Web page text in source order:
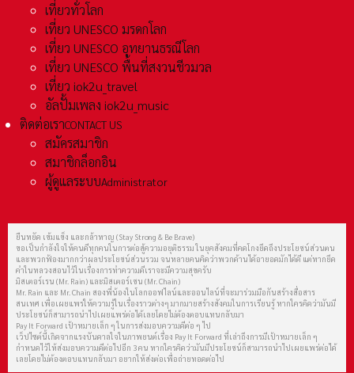
เที่ยวทั่วโลก
เที่ยว UNESCO มรดกโลก
เที่ยว UNESCO อุทยานธรณีโลก
เที่ยว UNESCO พื้นที่สงวนชีวมวล
เที่ยว iok2u_travel
อัลปั้มเพลง iok2u_music
ติดต่อเราCONTACT US
สมัครสมาชิก
สมาชิกล็อกอิน
ผู้ดูแลระบบAdministrator
ยืนหยัด เข้มแข็ง และกล้าหาญ (Stay Strong & Be Brave)
ขอเป็นกำลังใจให้คนดีทุกคนในการต่อสู้ความอยุติธรรม ในยุคสังคมที่คดโกงยึดถึงประโยชน์ส่วนตน
และพวกฟ้องมากกว่าผลประโยชน์ส่วนรวม จนหลายคนคิดว่าพวกด้านได้อายอดมักได้ดี แต่หากยึด
คำในหลวงสอนไว้ในเรื่องการทำความดีเราจะมีความสุขครับ
มิสเตอร์เรน (Mr. Rain) และมิสเตอร์เชน (Mr. Chain)
Mr. Rain และ Mr. Chain สองพี่น้องในโลกออฟไลน์และออนไลน์ที่จะมาร่วมมือกันสร้างสื่อสาร
สนเทศ เพื่อเผยแพร่ให้ความรู้ในเรื่องราวต่างๆ มากมายสร้างสังคมในการเรียนรู้ หากใครคิดว่ามันมี
ประโยชน์ก็สามารถนำไปเผยแพร่ต่อได้เลยโดยไม่ต้องตอบแทนกลับมา
Pay It Forward เป้าหมายเล็ก ๆ ในการส่งมอบความดีต่อ ๆ ไป
เว็ปไซต์นี้เกิดจากแรงบันดาลใจในภาพยนต์เรื่อง Pay It Forward ที่เล่าถึงการมีเป้าหมายเล็ก ๆ
กำหนดไว้ให้ส่งมอบความดีต่อไปอีก 3 คน หากใครคิดว่ามันมีประโยชน์ก็สามารถนำไปเผยแพร่ต่อได้
เลยโดยไม่ต้องตอบแทนกลับมา อยากให้ส่งต่อเพื่อถ่ายทอดต่อไป